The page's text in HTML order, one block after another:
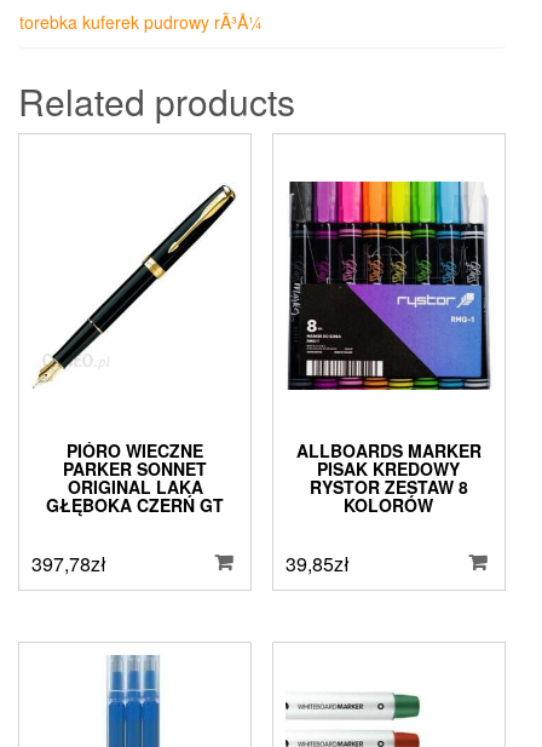
torebka kuferek pudrowy rÃ³Å¼
Related products
PIÓRO WIECZNE
PARKER SONNET
ORIGINAL LAKA
GŁĘBOKA CZERŃ GT
397,78zł
ALLBOARDS MARKER
PISAK KREDOWY
RYSTOR ZESTAW 8
KOLORÓW
39,85zł